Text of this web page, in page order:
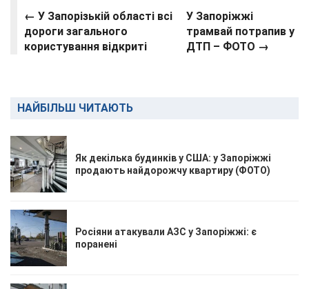
← У Запорізькій області всі
дороги загального
користування відкриті
У Запоріжжі
трамвай потрапив у
ДТП – ФОТО →
НАЙБІЛЬШ ЧИТАЮТЬ
Як декілька будинків у США: у Запоріжжі
продають найдорожчу квартиру (ФОТО)
Росіяни атакували АЗС у Запоріжжі: є
поранені